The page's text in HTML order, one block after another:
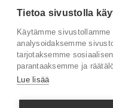
Tietoa sivustolla
Käytämme
analysoidaksemme
tarjotaksemme
parantaaksemme ja
Lue lisää